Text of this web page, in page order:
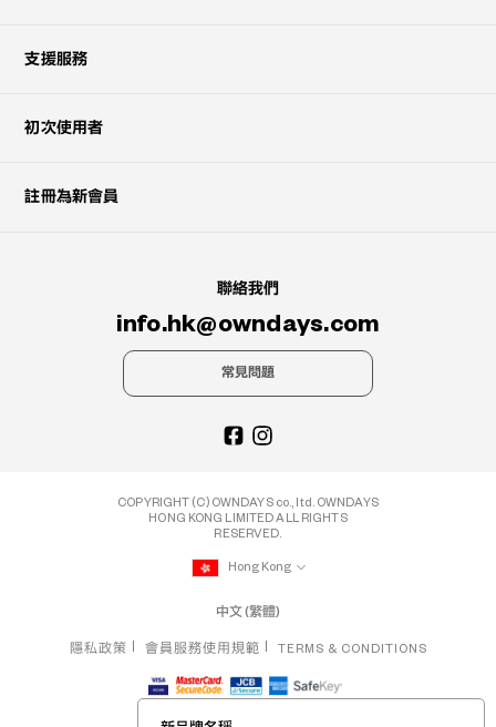
支援服務
初次使用者
註冊為新會員
聯絡我們
info.hk@owndays.com
常見問題
COPYRIGHT (C) OWNDAYS co., ltd. OWNDAYS
HONG KONG LIMITED ALL RIGHTS
RESERVED.
Hong Kong
中文 (繁體)
隱私政策 會員服務使用規範 TERMS & CONDITIONS